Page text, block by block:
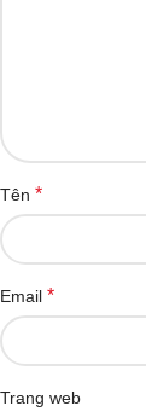
Tên *
Email *
Trang web